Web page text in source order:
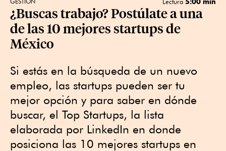
¿Buscas trabajo? Postúlate a una
de las 10 mejores startups de
México
Si estás en la búsqueda de un nuevo
empleo, las startups pueden ser tu
mejor opción y para saber en dónde
buscar, el Top Startups, la lista
elaborada por LinkedIn en donde
posiciona las 10 mejores startups en